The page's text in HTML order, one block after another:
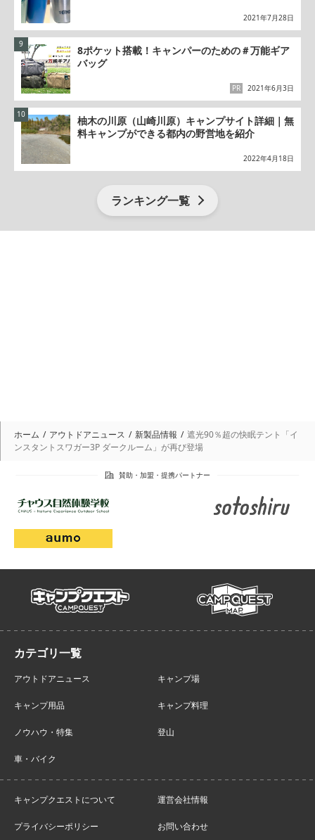
2021年7月28日
8ポケット搭載！キャンパーのための＃万能ギア
バッグ
2021年6月3日
PR
柚木の川原（山崎川原）キャンプサイト詳細｜無
料キャンプができる都内の野営地を紹介
2022年4月18日
ランキング一覧
ホーム アウトドアニュース 新製品情報
遮光90％超の快眠テント「イ
ンスタントスワガー3P ダークルーム」が再び登場
campquest campmap
アウトドアニュース キャンプ場
キャンプ用品 キャンプ料理
ノウハウ・特集 登山
車・バイク
キャンプクエストについて 運営会社情報
プライバシーポリシー お問い合わせ